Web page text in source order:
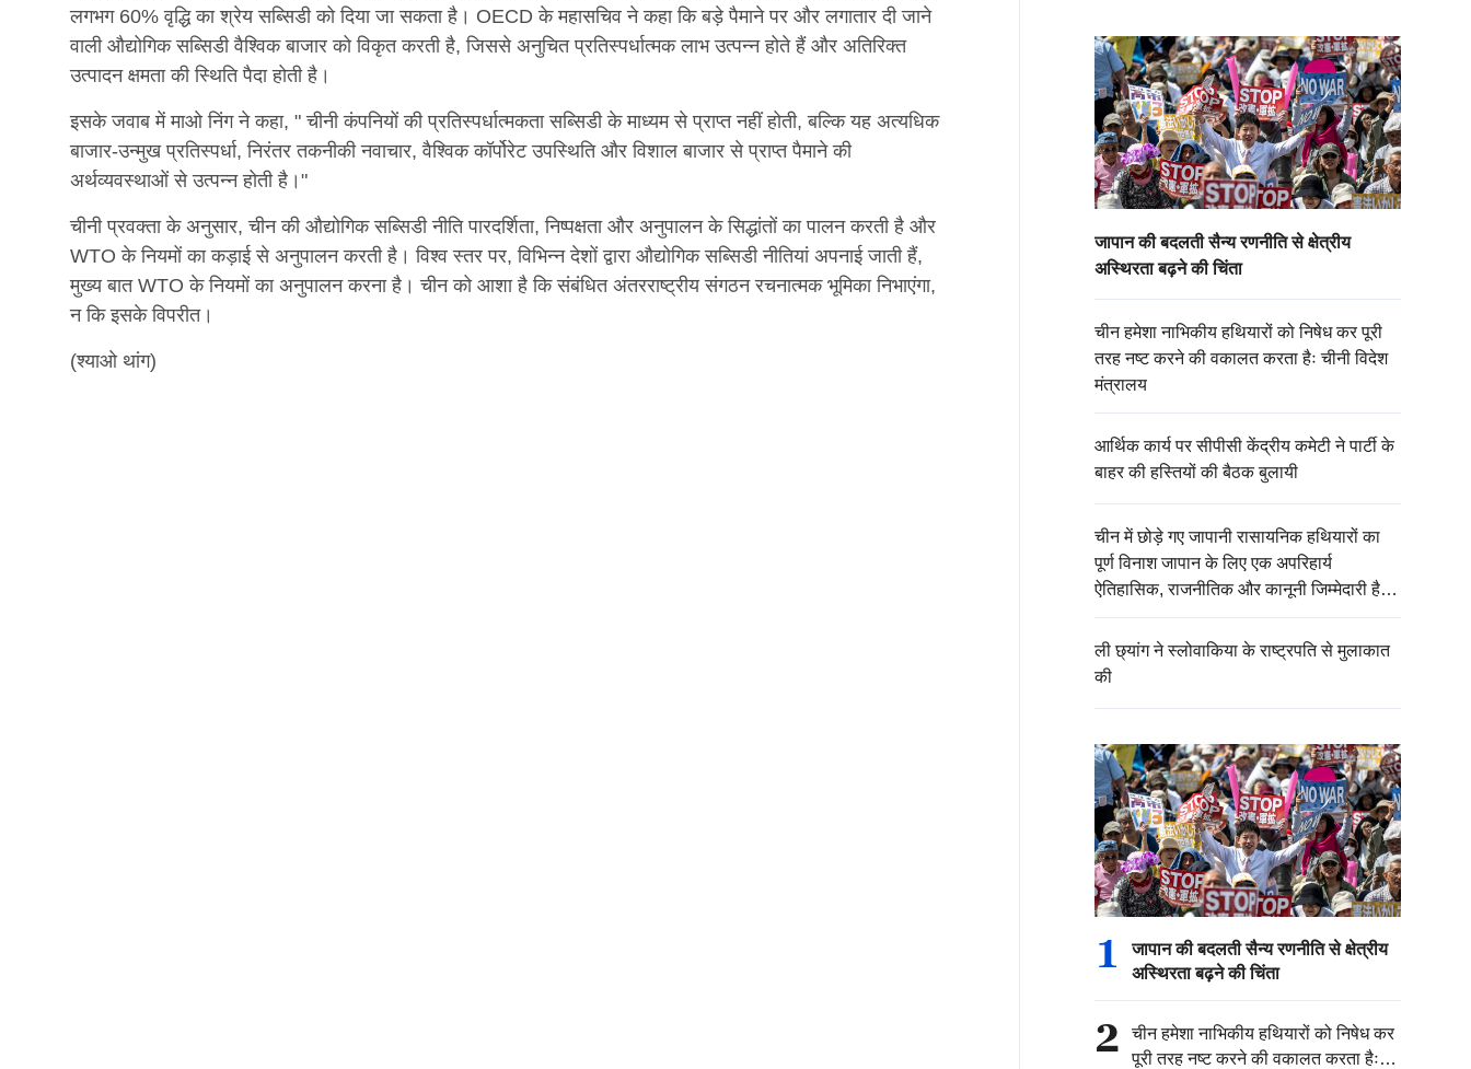
लगभग 60% वृद्धि का श्रेय सब्सिडी को दिया जा सकता है। OECD के महासचिव ने कहा कि बड़े पैमाने पर और लगातार दी जाने
वाली औद्योगिक सब्सिडी वैश्विक बाजार को विकृत करती है, जिससे अनुचित प्रतिस्पर्धात्मक लाभ उत्पन्न होते हैं और अतिरिक्त
उत्पादन क्षमता की स्थिति पैदा होती है।
इसके जवाब में माओ निंग ने कहा, " चीनी कंपनियों की प्रतिस्पर्धात्मकता सब्सिडी के माध्यम से प्राप्त नहीं होती, बल्कि यह अत्यधिक
बाजार-उन्मुख प्रतिस्पर्धा, निरंतर तकनीकी नवाचार, वैश्विक कॉर्पोरेट उपस्थिति और विशाल बाजार से प्राप्त पैमाने की
अर्थव्यवस्थाओं से उत्पन्न होती है।"
चीनी प्रवक्ता के अनुसार, चीन की औद्योगिक सब्सिडी नीति पारदर्शिता, निष्पक्षता और अनुपालन के सिद्धांतों का पालन करती है और
WTO के नियमों का कड़ाई से अनुपालन करती है। विश्व स्तर पर, विभिन्न देशों द्वारा औद्योगिक सब्सिडी नीतियां अपनाई जाती हैं,
मुख्य बात WTO के नियमों का अनुपालन करना है। चीन को आशा है कि संबंधित अंतरराष्ट्रीय संगठन रचनात्मक भूमिका निभाएंगा,
न कि इसके विपरीत।
(श्याओ थांग)
जापान की बदलती सैन्य रणनीति से क्षेत्रीय
अस्थिरता बढ़ने की चिंता
चीन हमेशा नाभिकीय हथियारों को निषेध कर पूरी
तरह नष्ट करने की वकालत करता हैः चीनी विदेश
मंत्रालय
आर्थिक कार्य पर सीपीसी केंद्रीय कमेटी ने पार्टी के
बाहर की हस्तियों की बैठक बुलायी
चीन में छोड़े गए जापानी रासायनिक हथियारों का
पूर्ण विनाश जापान के लिए एक अपरिहार्य
ऐतिहासिक, राजनीतिक और कानूनी जिम्मेदारी है：
चीनी विदेश मंत्रालय
ली छ्यांग ने स्लोवाकिया के राष्ट्रपति से मुलाकात
की
1
जापान की बदलती सैन्य रणनीति से क्षेत्रीय
अस्थिरता बढ़ने की चिंता
2
चीन हमेशा नाभिकीय हथियारों को निषेध कर
पूरी तरह नष्ट करने की वकालत करता हैः